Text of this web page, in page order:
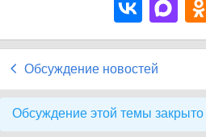
Обсуждение новостей
Обсуждение этой темы